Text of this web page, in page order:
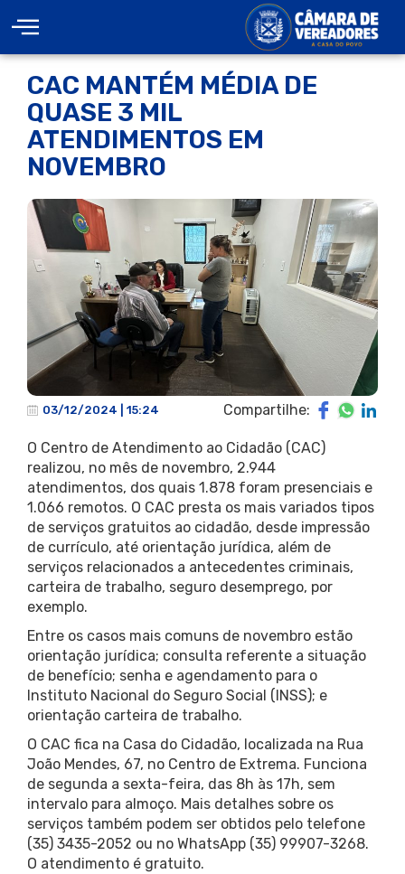
CAC MANTÉM MÉDIA DE
QUASE 3 MIL
ATENDIMENTOS EM
NOVEMBRO
03/12/2024 | 15:24 Compartilhe:
O Centro de Atendimento ao Cidadão (CAC)
realizou, no mês de novembro, 2.944
atendimentos, dos quais 1.878 foram presenciais e
1.066 remotos. O CAC presta os mais variados tipos
de serviços gratuitos ao cidadão, desde impressão
de currículo, até orientação jurídica, além de
serviços relacionados a antecedentes criminais,
carteira de trabalho, seguro desemprego, por
exemplo.
Entre os casos mais comuns de novembro estão
orientação jurídica; consulta referente a situação
de benefício; senha e agendamento para o
Instituto Nacional do Seguro Social (INSS); e
orientação carteira de trabalho.
O CAC fica na Casa do Cidadão, localizada na Rua
João Mendes, 67, no Centro de Extrema. Funciona
de segunda a sexta-feira, das 8h às 17h, sem
intervalo para almoço. Mais detalhes sobre os
serviços também podem ser obtidos pelo telefone
(35) 3435-2052 ou no WhatsApp (35) 99907-3268.
O atendimento é gratuito.